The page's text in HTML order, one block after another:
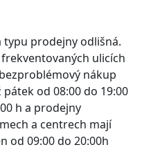
typu prodejny odlišná.
ulicích
nákup
od 08:00 do 19:00
h a prodejny
a centrech mají
od 09:00 do 20:00h